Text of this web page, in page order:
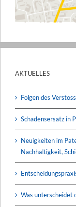
AKTUELLES
Folgen des
Schadensersatz in
Neuigkeiten im
Nachhaltigkeit,
Was unterscheidet